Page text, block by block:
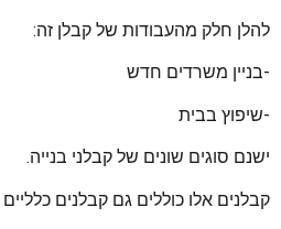
להלן חלק מהעבודות של קבלן זה:
-בניין משרדים חדש
-שיפוץ בבית
ישנם סוגים שונים של קבלני בנייה.
קבלנים אלו כוללים גם קבלנים כלליים